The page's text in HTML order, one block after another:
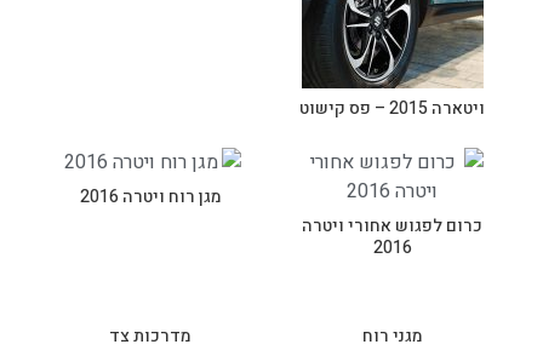
ויטארה 2015 – פס קישוט
כרום לפגוש אחורי ויטרה
2016
מגן רוח ויטרה 2016
מגני רוח מדרכות צד